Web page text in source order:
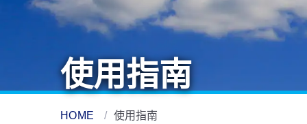
使用指南
HOME 使用指南